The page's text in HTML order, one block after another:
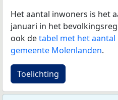
Het aantal inwoners is het
januari in het
ook detabel met het
gemeente Molenlanden.
Toelichting